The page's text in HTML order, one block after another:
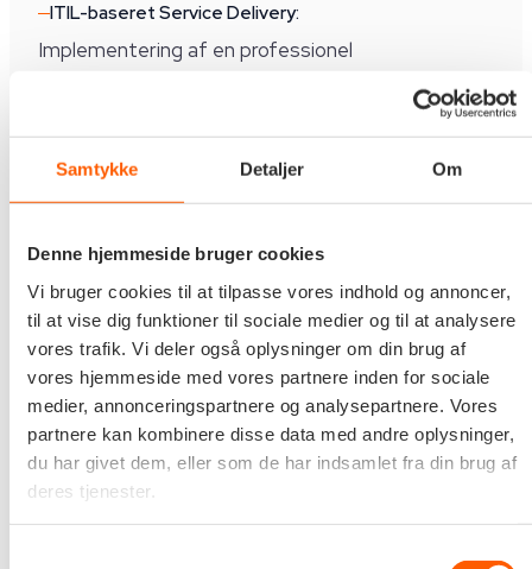
Samtykke Detaljer Om
Denne hjemmeside bruger cookies
Vi bruger cookies til at tilpasse vores indhold og annoncer,
til at vise dig funktioner til sociale medier og til at analysere
vores trafik. Vi deler også oplysninger om din brug af
vores hjemmeside med vores partnere inden for sociale
medier, annonceringspartnere og analysepartnere. Vores
partnere kan kombinere disse data med andre oplysninger,
du har givet dem, eller som de har indsamlet fra din brug af
deres tjenester.
ITIL-baseret Service Delivery:
Implementering af en professionel
supportorganisation (1st, 2nd og 3rd level)
baseret på ITIL 4-principperne, hvilket sikrer en
standardiseret og høj servicekvalitet for alle
deltagende institutioner som SKAT, ATP og
Sundhedsdatastyrelsen.
En solid motor for europæisk
samarbejde
Gennem Edoras indsats er den danske del af
EESSI-projektet blevet en stabil og driftssikker
realitet. Vi faciliterer løbende tekniske